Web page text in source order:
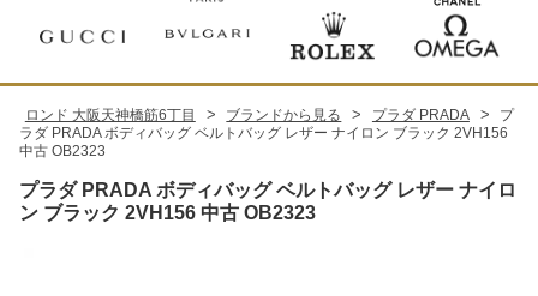
ロンド 大阪天神橋筋6丁目 > ブランドから見る > プラダ PRADA >
プ
ラダ PRADA ボディバッグ ベルトバッグ レザー ナイロン ブラック 2VH156
中古 OB2323
プラダ PRADA ボディバッグ ベルトバッグ レザー ナイロ
ン ブラック 2VH156 中古 OB2323